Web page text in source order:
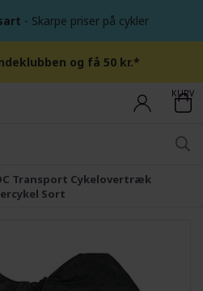
- Skarpe priser på cykler
og få 50 kr.*
KURV
Transport Cykelovertræk
Sort